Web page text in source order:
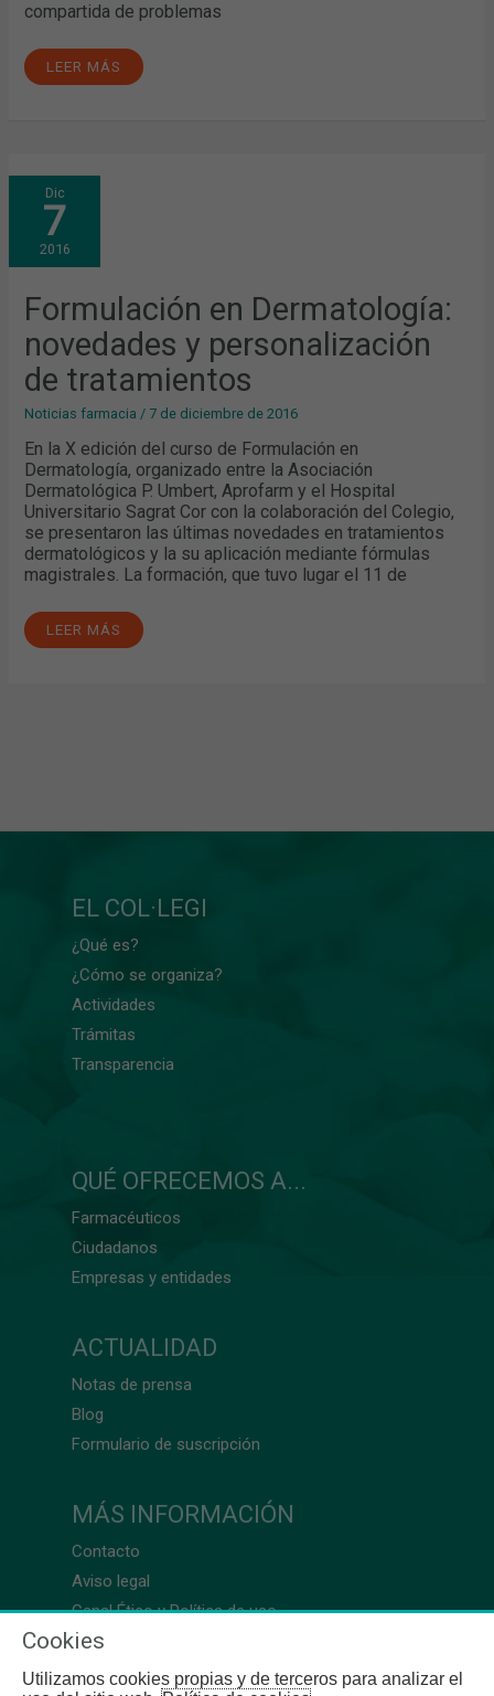
compartida de problemas
LEER MÁS
Dic
7
2016
Formulación en Dermatología:
novedades y personalización
de tratamientos
Noticias farmacia / 7 de diciembre de 2016
En la X edición del curso de Formulación en
Dermatología, organizado entre la Asociación
Dermatológica P. Umbert, Aprofarm y el Hospital
Universitario Sagrat Cor con la colaboración del Colegio,
se presentaron las últimas novedades en tratamientos
dermatológicos y la su aplicación mediante fórmulas
magistrales. La formación, que tuvo lugar el 11 de
FORMULACIÓN
EN
DERMATOLOGÍA:
NOVEDADES
Y
PERSONALIZACIÓN
DE
LEER MÁS
EL COL·LEGI
¿Qué es?
¿Cómo se organiza?
Actividades
Trámitas
Transparencia
QUÉ OFRECEMOS A...
Farmacéuticos
Ciudadanos
Empresas y entidades
ACTUALIDAD
Notas de prensa
Blog
Formulario de suscripción
MÁS INFORMACIÓN
Contacto
Aviso legal
Canal Ético y Política de uso
Cookies
Utilizamos cookies propias y de terceros para analizar el